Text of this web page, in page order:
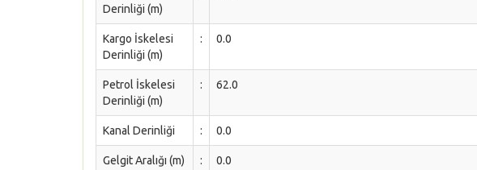
Derinliği (m)
Kargo İskelesi
Derinliği (m)
: 0.0
Petrol İskelesi
Derinliği (m)
: 62.0
Kanal Derinliği : 0.0
Gelgit Aralığı (m) : 0.0